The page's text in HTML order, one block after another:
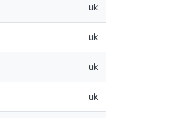
uk
uk
uk
uk